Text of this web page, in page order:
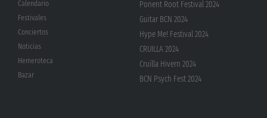
Calendario
Festivales
Conciertos
Noticias
Hemeroteca
Bazar
Ponent Root Festival 2024
Guitar BCN 2024
Hype Me! Festival 2024
CRUÏLLA 2024
Cruïlla Hivern 2024
BCN Psych Fest 2024